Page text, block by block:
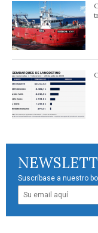
Suscríbase a nuestro